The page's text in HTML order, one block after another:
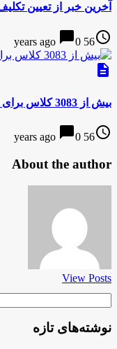
آخرین خبر از تعیین
access_time
56 years ago
chat_bubble0
description
بیش از 3083 کلاس برای اسکان فرهنگیان مهیا شده است
access_time
56 years ago
chat_bubble0
About the author
View Posts
نوشته‌های تازه